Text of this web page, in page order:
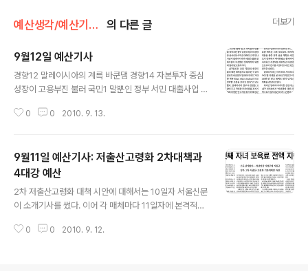
예산생각/예산기사 짚어보기 의 다른 글 더보기
9월12일 예산기사
경향12 말레이시아의 계륵 바쿤댐 경향14 자본투자 중심
성장이 고용부진 불러 국민1 말뿐인 정부 서민 대출사업 국
48억 성과급 나눠먹기 논란 동아16 경기도-도교육청 학
예산조기집행으로 재정수입 감소 중앙2 520억 들인 노들
섬 오페라하우스 좌초 위기 한겨레12 4대강사업 연계 지
방하천 정비현장 가보니 한겨레12 지방하천정비사업은
0 0 2010. 9. 13.
9월11일 예산기사: 저출산고령화 2차대책과
4대강 예산
2차 저출산고령화 대책 시안에 대해서는 10일자 서울신문
이 소개기사를 썼다. 이어 각 매체마다 11일자에 본격적으
사를 비교해 보면 매체별 특징도 눈에 들어온다. 4대강 사
0 0 2010. 9. 12.